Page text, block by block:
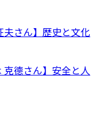
夫さん】歴史と文化